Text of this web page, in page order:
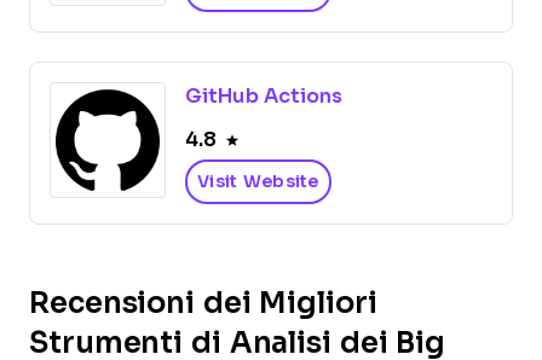
GitHub Actions
4.8
Visit Website
Recensioni dei Migliori
Strumenti di Analisi dei Big